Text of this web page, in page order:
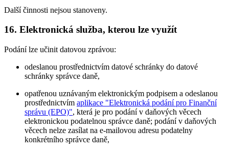
Další činnosti nejsou stanoveny.
16. Elektronická služba, kterou lze využít
Podání lze učinit datovou zprávou:
odeslanou prostřednictvím datové schránky do datové
schránky správce daně,
opatřenou uznávaným elektronickým podpisem a odeslanou
prostřednictvím aplikace "Elektronická podání pro Finanční
správu (EPO)", která je pro podání v daňových věcech
elektronickou podatelnou správce daně; podání v daňových
věcech nelze zasílat na e-mailovou adresu podatelny
konkrétního správce daně,